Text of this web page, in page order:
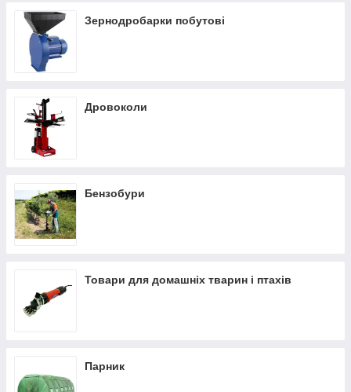
Зернодробарки побутові
Дровоколи
Бензобури
Товари для домашніх тварин і птахів
Парник